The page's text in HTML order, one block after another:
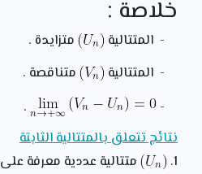
خلاصة :
- المتتالية
متزايدة .
- المتتالية
متناقصة .
-
.
نتائج تتعلق بالمتتالية الثابتة
1.
متتالية عددية معرفة على